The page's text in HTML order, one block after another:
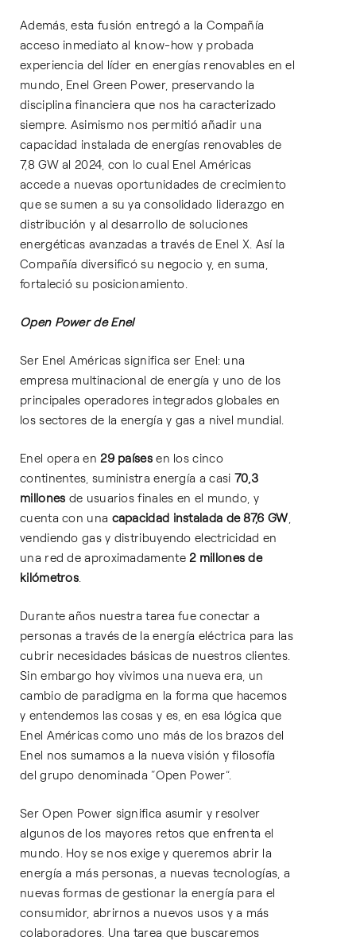
Además, esta fusión entregó a la Compañía
acceso inmediato al know-how y probada
experiencia del líder en energías renovables en el
mundo, Enel Green Power, preservando la
disciplina financiera que nos ha caracterizado
siempre. Asimismo nos permitió añadir una
capacidad instalada de energías renovables de
7,8 GW al 2024, con lo cual Enel Américas
accede a nuevas oportunidades de crecimiento
que se sumen a su ya consolidado liderazgo en
distribución y al desarrollo de soluciones
energéticas avanzadas a través de Enel X. Así la
Compañía diversificó su negocio y, en suma,
fortaleció su posicionamiento.
Open Power de Enel
Ser Enel Américas significa ser Enel: una
empresa multinacional de energía y uno de los
principales operadores integrados globales en
los sectores de la energía y gas a nivel mundial.
Enel opera en29 paísesen los cinco
continentes, suministra energía a casi 70,3
millones de usuarios finales en el mundo, y
cuenta con una capacidad instalada de 87,6 GW,
vendiendo gas y distribuyendo electricidad en
una red de aproximadamente2 millones de
kilómetros.
Durante años nuestra tarea fue conectar a
personas a través de la energía eléctrica para las
cubrir necesidades básicas de nuestros clientes.
Sin embargo hoy vivimos una nueva era, un
cambio de paradigma en la forma que hacemos
y entendemos las cosas y es, en esa lógica que
Enel Américas como uno más de los brazos del
Enel nos sumamos a la nueva visión y filosofía
del grupo denominada “Open Power”.
Ser Open Power significa asumir y resolver
algunos de los mayores retos que enfrenta el
mundo. Hoy se nos exige y queremos abrir la
energía a más personas, a nuevas tecnologías, a
nuevas formas de gestionar la energía para el
consumidor, abrirnos a nuevos usos y a más
colaboradores. Una tarea que buscaremos